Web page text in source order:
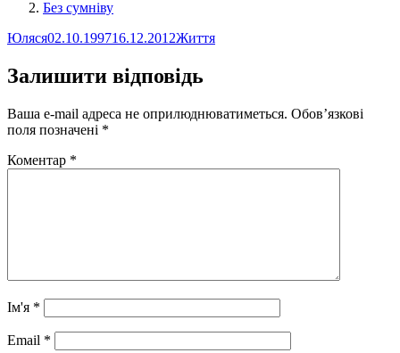
Без сумніву
Автор
ЮлясяОприлюднено
02.10.199716.12.2012Категорії
Життя
Залишити відповідь
Ваша e-mail адреса не оприлюднюватиметься. Обов’язкові
поля позначені *
Коментар *
Ім'я *
Email *